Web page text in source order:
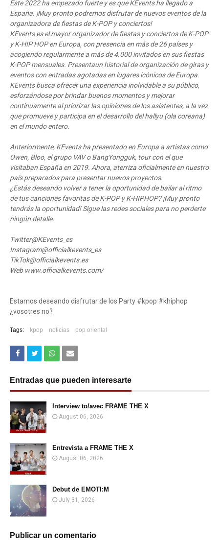
Este 2022 ha empezado fuerte y es que KEvents ha llegado a
España. ¡Muy pronto podremos disfrutar de nuevos eventos de la
organizadora de fiestas de K-POP y conciertos!
KEvents es el mayor organizador de fiestas y conciertos de K-POP
y K-HIP HOP en Europa, con presencia en más de 26 países y
acogiendo regularmente a más de 4.000 invitados en sus fiestas
K-POP mensuales. Presentaun historial de organización de giras y
eventos con entradas agotadas en lugares icónicos de Europa.
KEvents busca ofrecer una experiencia inolvidable a su público,
esforzándose por brindar buenos momentos y mejorar
continuamente al priorizar las opiniones de los asistentes, a la vez
que promueve y participa en el desarrollo del hallyu (ola coreana)
en el mundo entero.
Anteriormente, KEvents ha presentado en Europa a artistas como
Owen, Bloo, el grupo VAV o BangYongguk, tour con el que
visitaban España en 2019. Ahora, aterriza oficialmente en nuestro
país preparados para presentar nuevos proyectos.
¿Estás deseando volver a tener la oportunidad de bailar al ritmo
de tus canciones favoritas de K-POP y K-HIPHOP? ¡Muy pronto
tendrás la oportunidad! Sigue las redes sociales para no perderte
ningún detalle.
Twitter@KEvents_es
Instagram@officialkevents_es
TikTok@officialkevents.es
Web www.officialkevents.com/
Estamos deseando disfrutar de los Party #kpop #khiphop
¿vosotres no?
Tags: kpop noticias pop oriental
Entradas que pueden interesarte
Interview to/avec FRAME THE X
August 06, 2026
Entrevista a FRAME THE X
August 06, 2026
Debut de EMOTI:M
July 31, 2026
Publicar un comentario